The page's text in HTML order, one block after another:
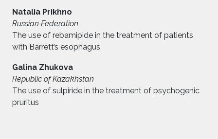
Natalia Prikhno
Russian Federation
The use of rebamipide in the treatment of patients
with Barrett’s esophagus
Galina Zhukova
Republic of Kazakhstan
The use of sulpiride in the treatment of psychogenic
pruritus